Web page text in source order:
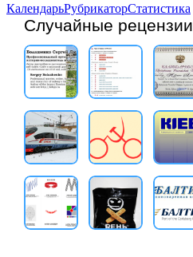
КалендарьРубрикаторСтатистика
Случайные рецензии